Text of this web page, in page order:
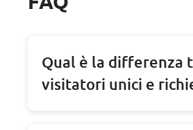
Qual è la differenza
visitatori unici e